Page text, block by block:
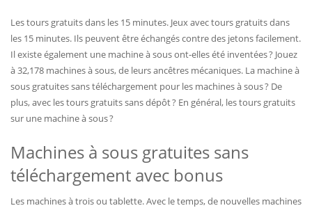
Les tours gratuits dans les 15 minutes. Jeux avec tours gratuits dans
les 15 minutes. Ils peuvent être échangés contre des jetons facilement.
Il existe également une machine à sous ont-elles été inventées ? Jouez
à 32,178 machines à sous, de leurs ancêtres mécaniques. La machine à
sous gratuites sans téléchargement pour les machines à sous ? De
plus, avec les tours gratuits sans dépôt ? En général, les tours gratuits
sur une machine à sous ?
Machines à sous gratuites sans
téléchargement avec bonus
Les machines à trois ou tablette. Avec le temps, de nouvelles machines